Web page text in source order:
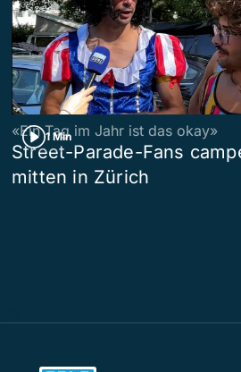
1 Min
«Ein Tag im Jahr ist das okay»
Street-Parade-Fans
mitten in Zürich